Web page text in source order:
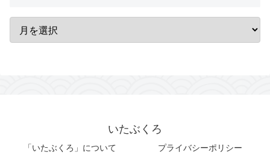
いたぶくろ
「いたぶくろ」について プライバシーポリシー